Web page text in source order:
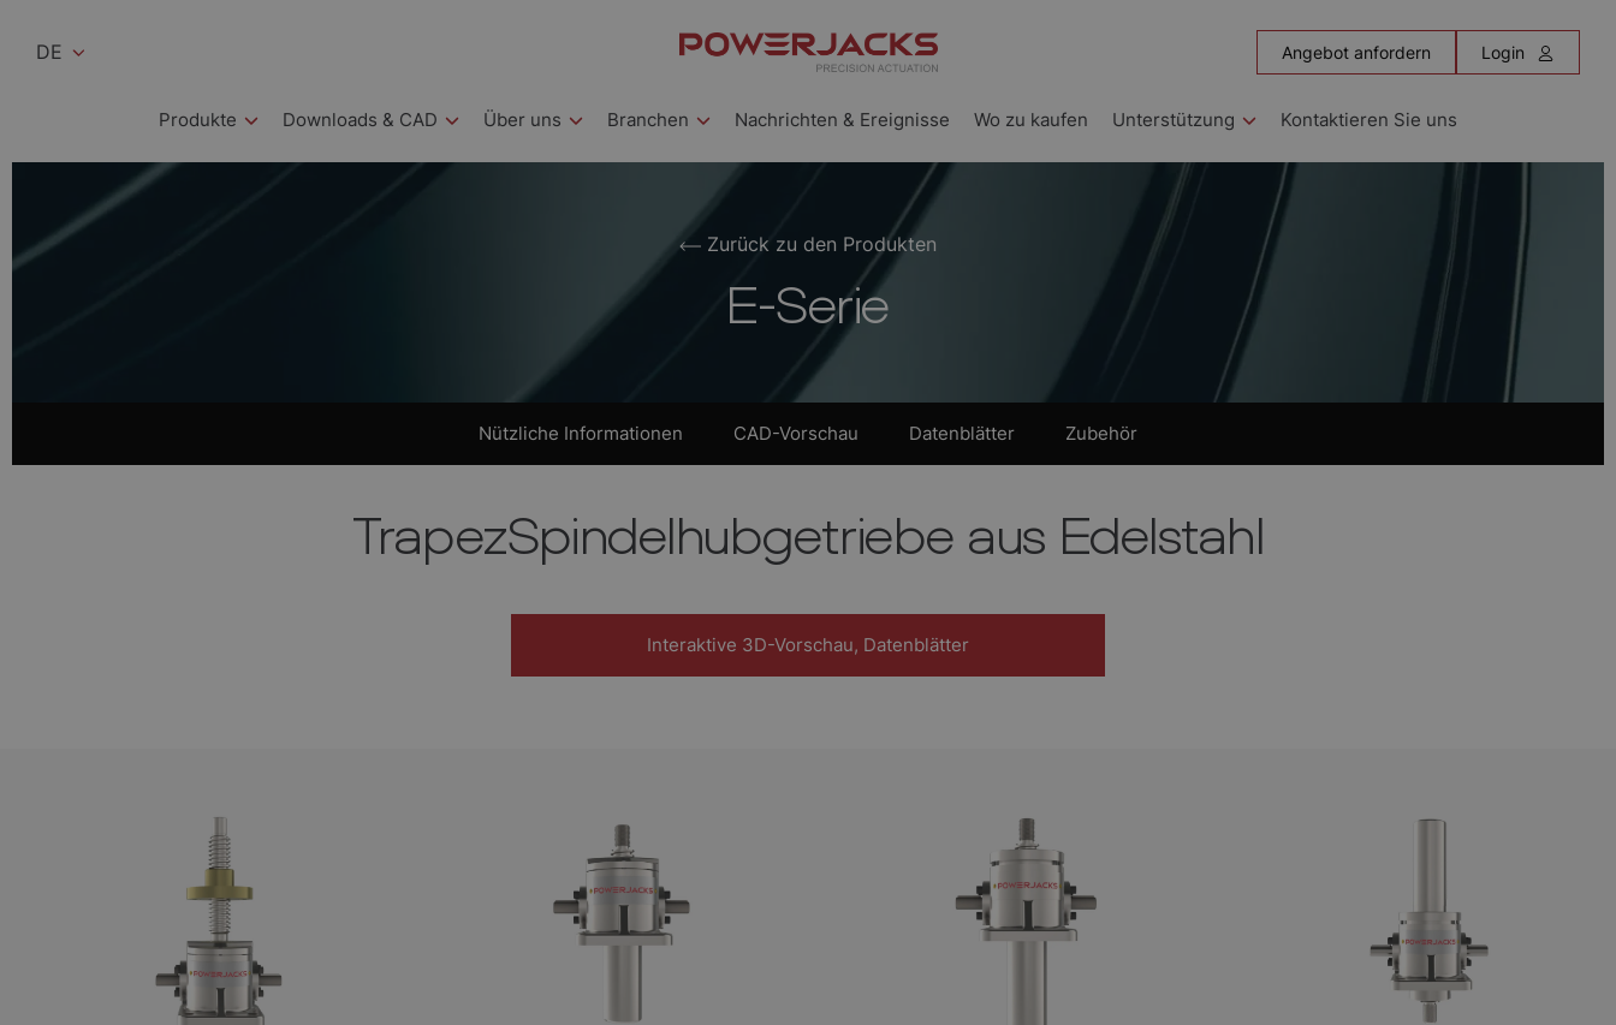
DE Angebot anfordern Login
Produkte Downloads & CAD Über uns Branchen Nachrichten & Ereignisse Wo zu kaufen Unterstützung Kontaktieren Sie uns
Zurück zu den Produkten
E-Serie
Nützliche Informationen CAD-Vorschau Datenblätter Zubehör
TrapezSpindelhubgetriebe aus Edelstahl
Interaktive 3D-Vorschau, Datenblätter